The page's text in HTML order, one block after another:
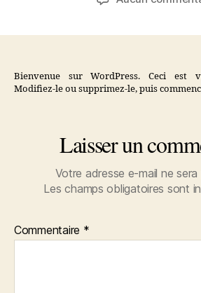
l’article
Bienvenue sur WordPress. Ceci est
Modifiez-le ou supprimez-le, puis
Laisser un
Votre adresse e-mail ne sera
Les champs obligatoires sont
Commentaire *